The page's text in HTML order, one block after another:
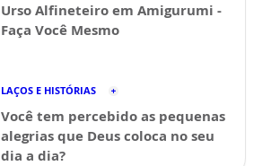
Urso Alfineteiro em Amigurumi -
Faça Você Mesmo
LAÇOS E HISTÓRIAS
Você tem percebido as pequenas
alegrias que Deus coloca no seu
dia a dia?